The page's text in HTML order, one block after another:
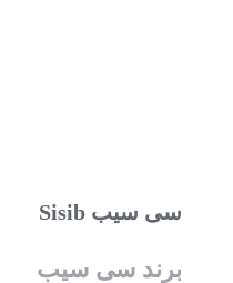
سی سیب Sisib
برند سی سیب